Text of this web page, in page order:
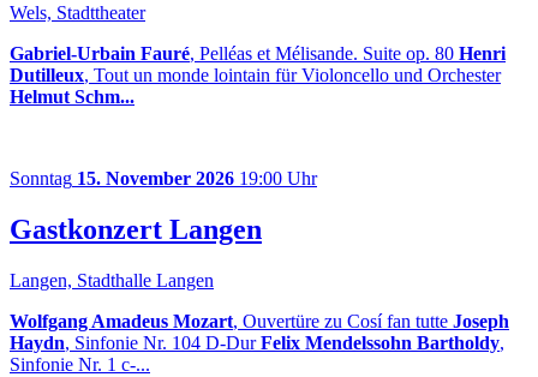
Wels, Stadttheater
Gabriel-Urbain Fauré, Pelléas et Mélisande. Suite op. 80 Henri
Dutilleux, Tout un monde lointain für Violoncello und Orchester
Helmut Schm...
Sonntag 15. November 2026 19:00 Uhr
Gastkonzert Langen
Langen, Stadthalle Langen
Wolfgang Amadeus Mozart, Ouvertüre zu Cosí fan tutte Joseph
Haydn, Sinfonie Nr. 104 D-DurFelix Mendelssohn Bartholdy,
Sinfonie Nr. 1 c-...